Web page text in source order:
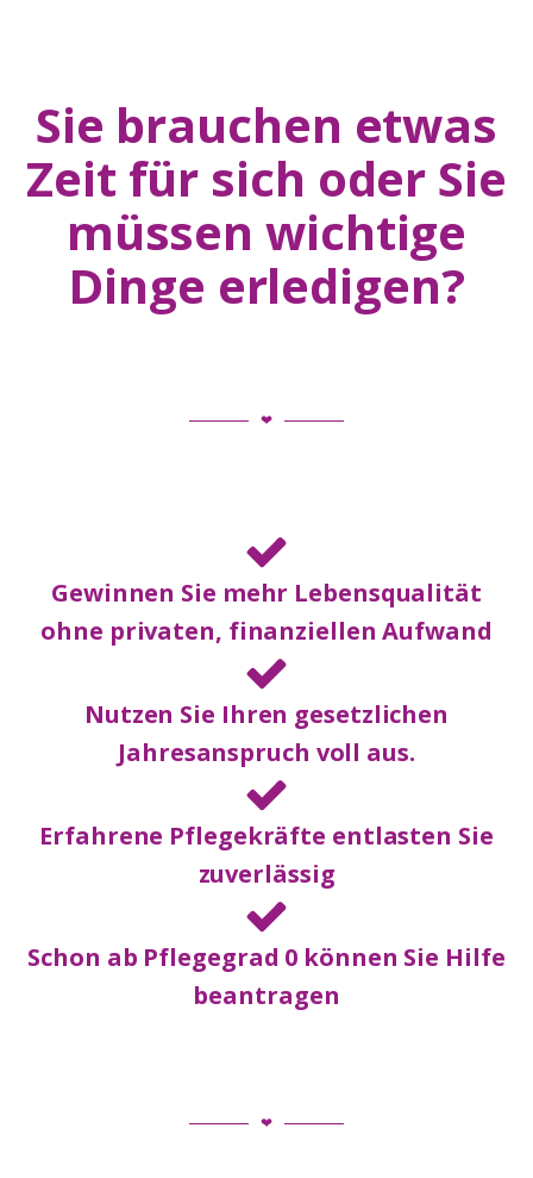
Sie brauchen etwas
Zeit für sich oder Sie
müssen wichtige
Dinge erledigen?
❤
Gewinnen Sie mehr Lebensqualität
ohne privaten, finanziellen Aufwand
Nutzen Sie Ihren gesetzlichen
Jahresanspruch voll aus.
Erfahrene Pflegekräfte entlasten Sie
zuverlässig
Schon ab Pflegegrad 0 können Sie Hilfe
beantragen
❤